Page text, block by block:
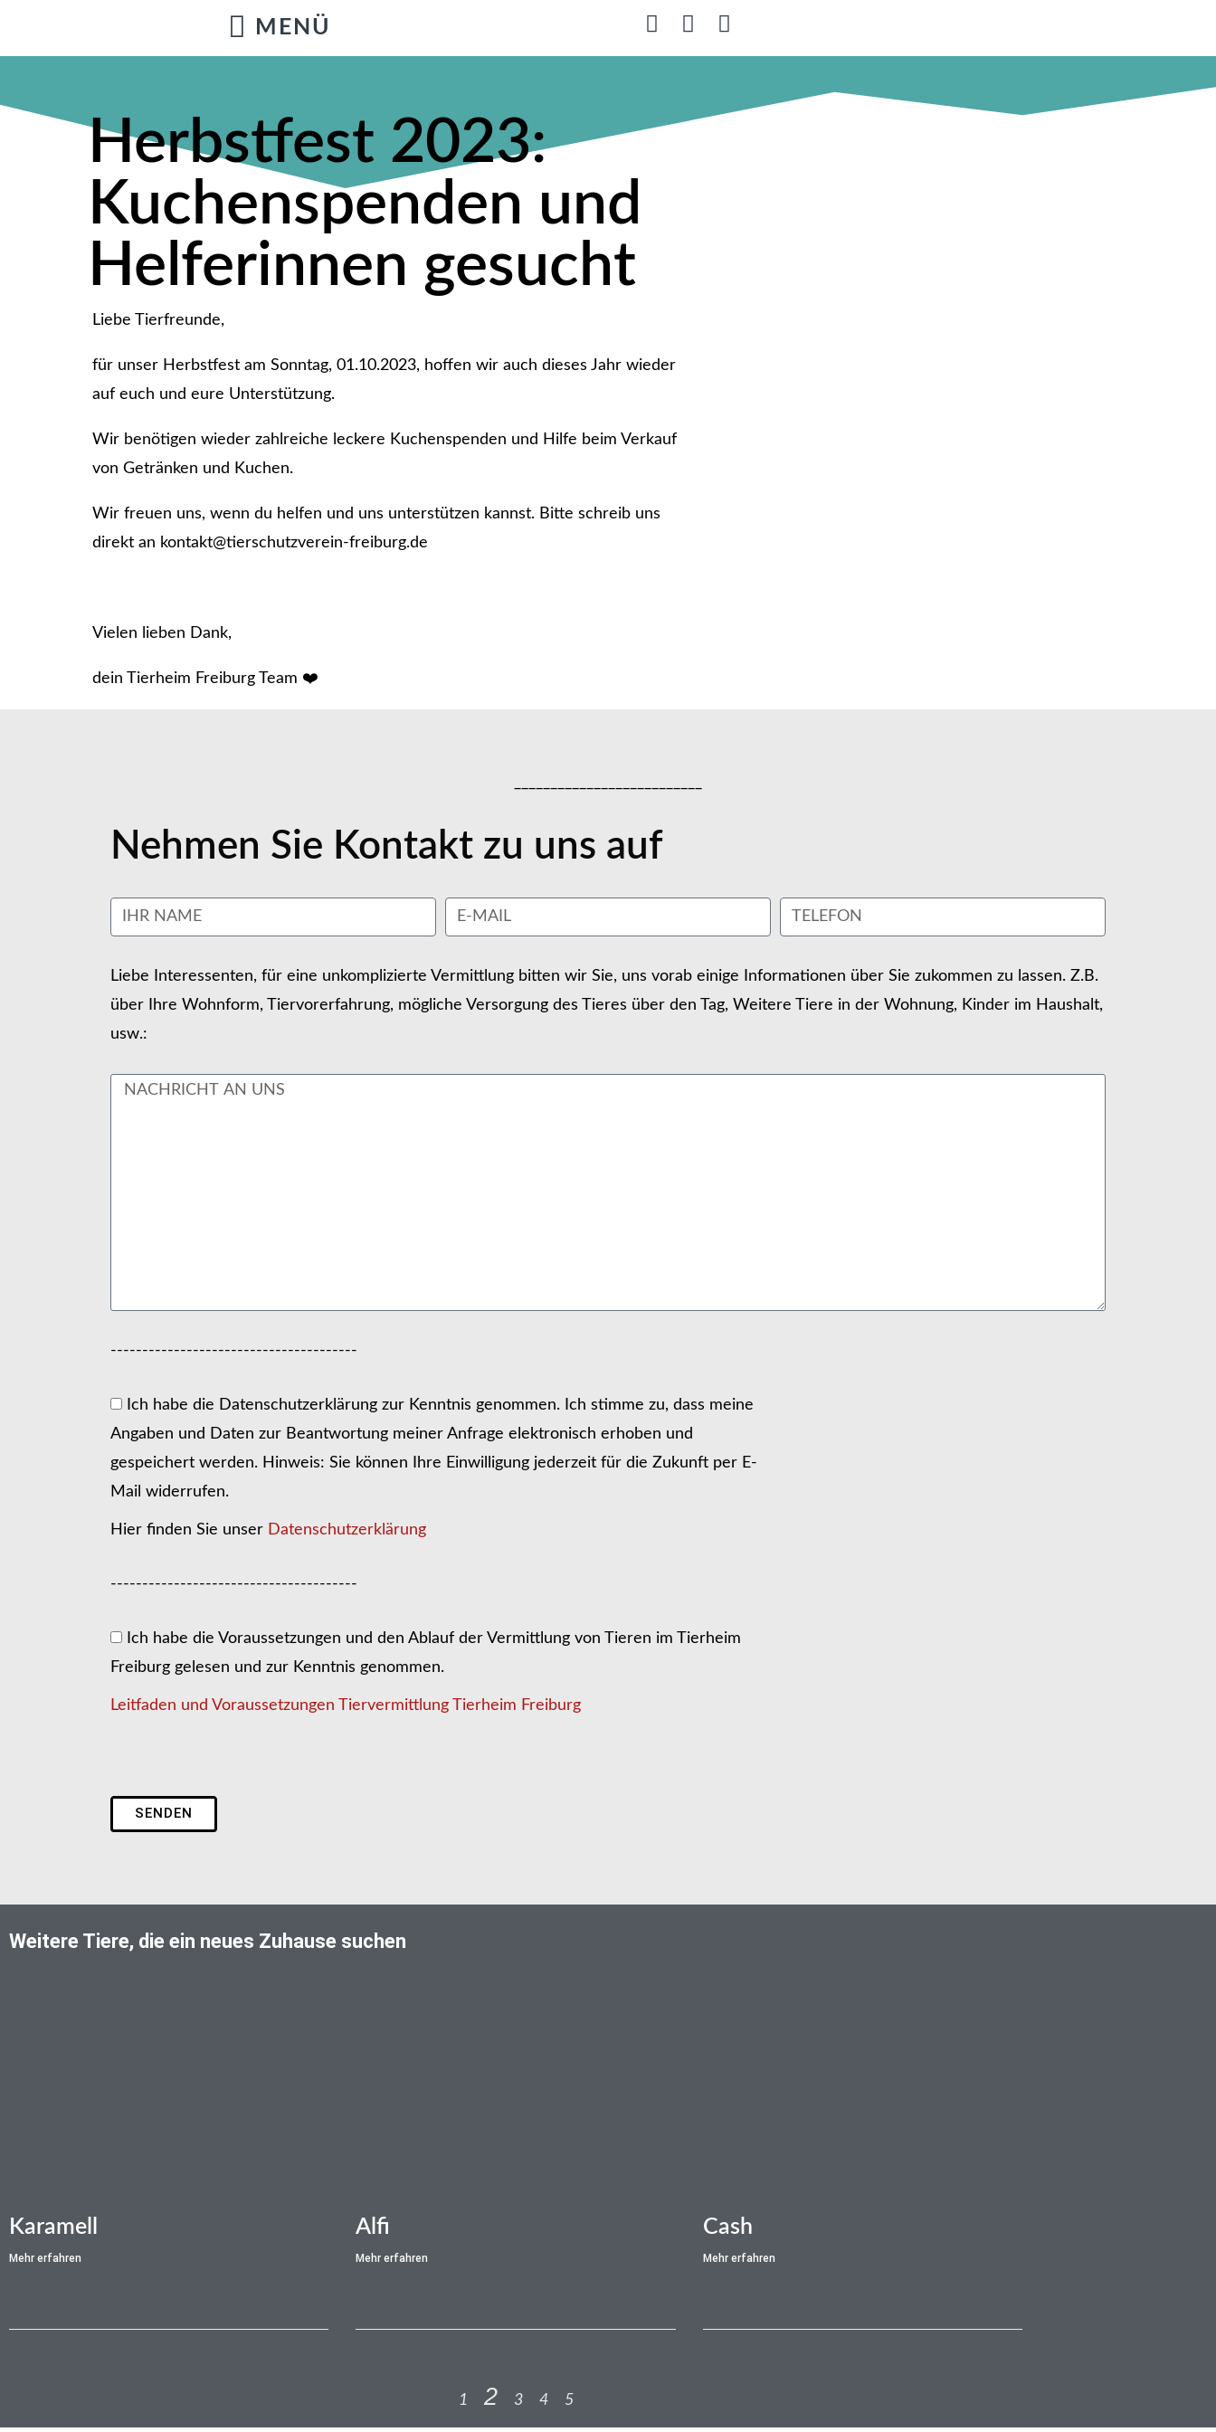
Herbstfest 2023:
Kuchenspenden und
Helferinnen gesucht
Liebe Tierfreunde,
für unser Herbstfest am Sonntag, 01.10.2023, hoffen wir auch dieses Jahr wieder
auf euch und eure Unterstützung.
Wir benötigen wieder zahlreiche leckere Kuchenspenden und Hilfe beim Verkauf
von Getränken und Kuchen.
Wir freuen uns, wenn du helfen und uns unterstützen kannst. Bitte schreib uns
direkt an kontakt@tierschutzverein-freiburg.de
Vielen lieben Dank,
dein Tierheim Freiburg Team ❤️
Nehmen Sie Kontakt zu uns auf
Liebe Interessenten, für eine unkomplizierte Vermittlung bitten wir Sie, uns vorab einige Informationen über Sie zukommen zu lassen. Z.B.
über Ihre Wohnform, Tiervorerfahrung, mögliche Versorgung des Tieres über den Tag, Weitere Tiere in der Wohnung, Kinder im Haushalt,
usw.:
---------------------------------------
Ich habe die Datenschutzerklärung zur Kenntnis genommen. Ich stimme zu, dass meine
Angaben und Daten zur Beantwortung meiner Anfrage elektronisch erhoben und
gespeichert werden. Hinweis: Sie können Ihre Einwilligung jederzeit für die Zukunft per E-
Mail widerrufen.
Hier finden Sie unser Datenschutzerklärung
---------------------------------------
Ich habe die Voraussetzungen und den Ablauf der Vermittlung von Tieren im Tierheim
Freiburg gelesen und zur Kenntnis genommen.
Leitfaden und Voraussetzungen Tiervermittlung Tierheim Freiburg
SENDEN
Weitere Tiere, die ein neues Zuhause suchen
Karamell
Mehr erfahren
Alfi
Mehr erfahren
Cash
Mehr erfahren
1 2 3 4 5